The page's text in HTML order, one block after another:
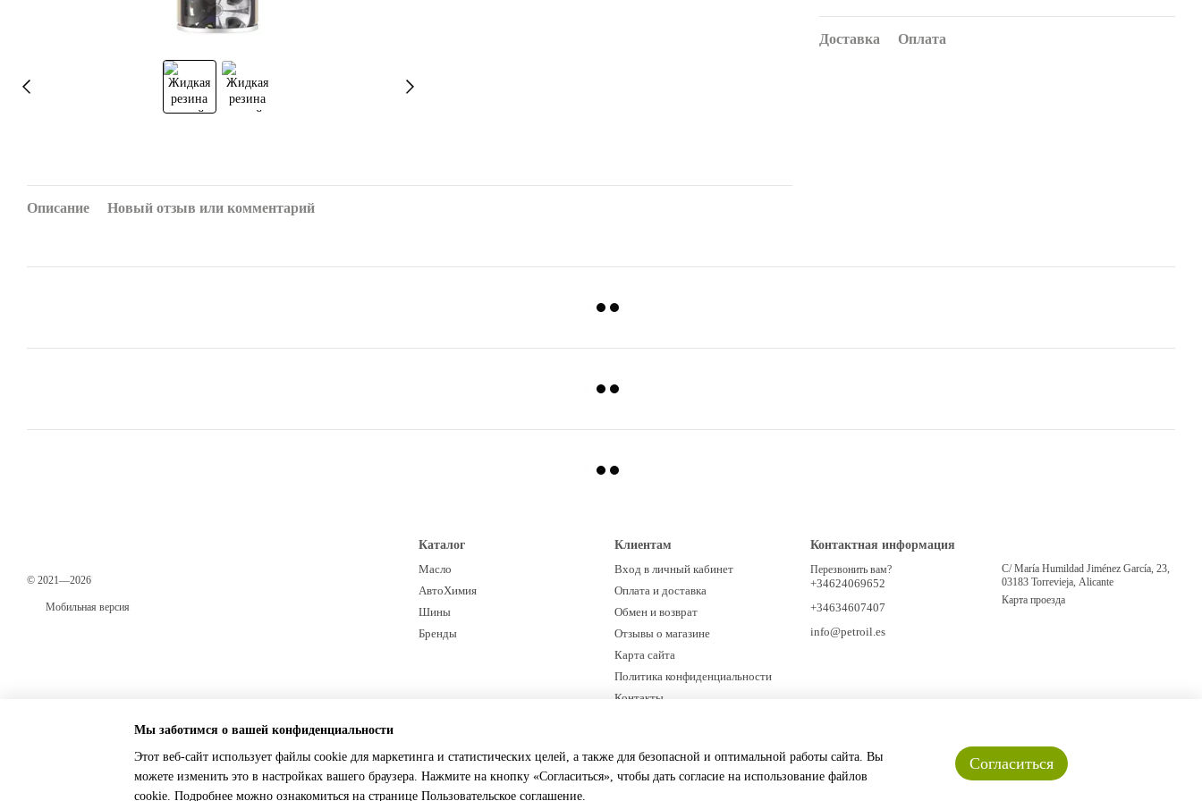
Доставка Оплата
Описание Новый отзыв или комментарий
© 2021—2026
Мобильная версия
Online store built with Horoshop
Каталог
Масло
АвтоХимия
Шины
Бренды
Клиентам
Вход в личный кабинет
Оплата и доставка
Обмен и возврат
Отзывы о магазине
Карта сайта
Политика конфиденциальности
Контакты
Контактная информация
Перезвонить вам?
+34624069652
+34634607407
info@petroil.es
C/ María Humildad Jiménez García, 23,
03183 Torrevieja, Alicante
Карта проезда
Мы заботимся о вашей конфиденциальности
Этот веб-сайт использует файлы cookie для маркетинга и статистических целей, а также для безопасной и оптимальной работы сайта. Вы
можете изменить это в настройках вашего браузера. Нажмите на кнопку «Согласиться», чтобы дать согласие на использование файлов
cookie. Подробнее можно ознакомиться на странице Пользовательское соглашение.
Согласиться